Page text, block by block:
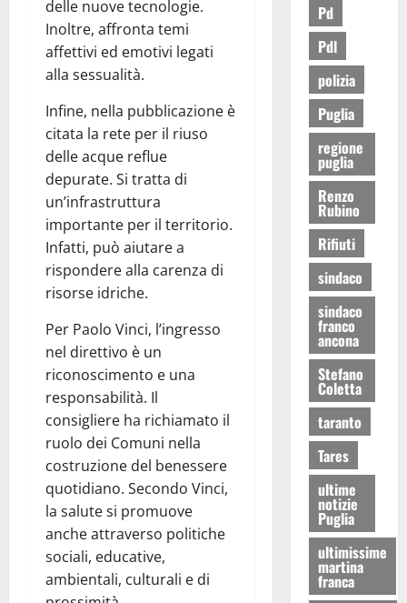
delle nuove tecnologie.
Inoltre, affronta temi
affettivi ed emotivi legati
alla sessualità.
Infine, nella pubblicazione è
citata la rete per il riuso
delle acque reflue
depurate. Si tratta di
un’infrastruttura
importante per il territorio.
Infatti, può aiutare a
rispondere alla carenza di
risorse idriche.
Per Paolo Vinci, l’ingresso
nel direttivo è un
riconoscimento e una
responsabilità. Il
consigliere ha richiamato il
ruolo dei Comuni nella
costruzione del benessere
quotidiano. Secondo Vinci,
la salute si promuove
anche attraverso politiche
sociali, educative,
ambientali, culturali e di
Pd
Pdl
polizia
Puglia
regione
puglia
Renzo
Rubino
Rifiuti
sindaco
sindaco
franco
ancona
Stefano
Coletta
taranto
Tares
ultime
notizie
Puglia
ultimissime
martina
franca